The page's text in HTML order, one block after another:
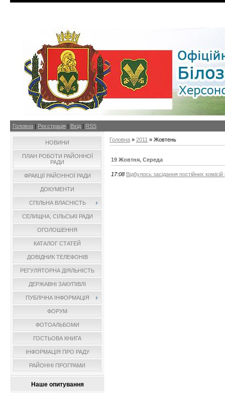
Головна | Реєстрація | Вхід | RSS
НОВИНИ
ПЛАН РОБОТИ РАЙОННОЇ
РАДИ
ФРАКЦІЇ РАЙОННОЇ РАДИ
ДОКУМЕНТИ
СПІЛЬНА ВЛАСНІСТЬ
СЕЛИЩНА, СІЛЬСЬКІ РАДИ
ОГОЛОШЕННЯ
КАТАЛОГ СТАТЕЙ
ДОВІДНИК ТЕЛЕФОНІВ
РЕГУЛЯТОРНА ДІЯЛЬНІСТЬ
ДЕРЖАВНІ ЗАКУПІВЛІ
ПУБЛІЧНА ІНФОРМАЦІЯ
ФОРУМ
ФОТОАЛЬБОМИ
ГОСТЬОВА КНИГА
ІНФОРМАЦІЯ ПРО РАДУ
РАЙОННІ ПРОГРАМИ
Наше опитування
Головна » 2011 » Жовтень
19 Жовтня, Середа
17:08 Відбулось засідання постійних